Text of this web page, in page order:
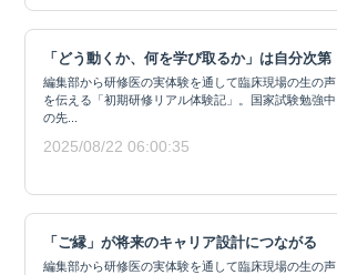
「どう動くか、何を学び取るか」は自分次第
編集部から研修医の実体験を通して臨床現場の生の声
を伝える「初期研修リアル体験記」。国家試験勉強中
の先...
2025/08/22 06:00:35
「ご縁」が将来のキャリア設計につながる
編集部から研修医の実体験を通して臨床現場の生の声